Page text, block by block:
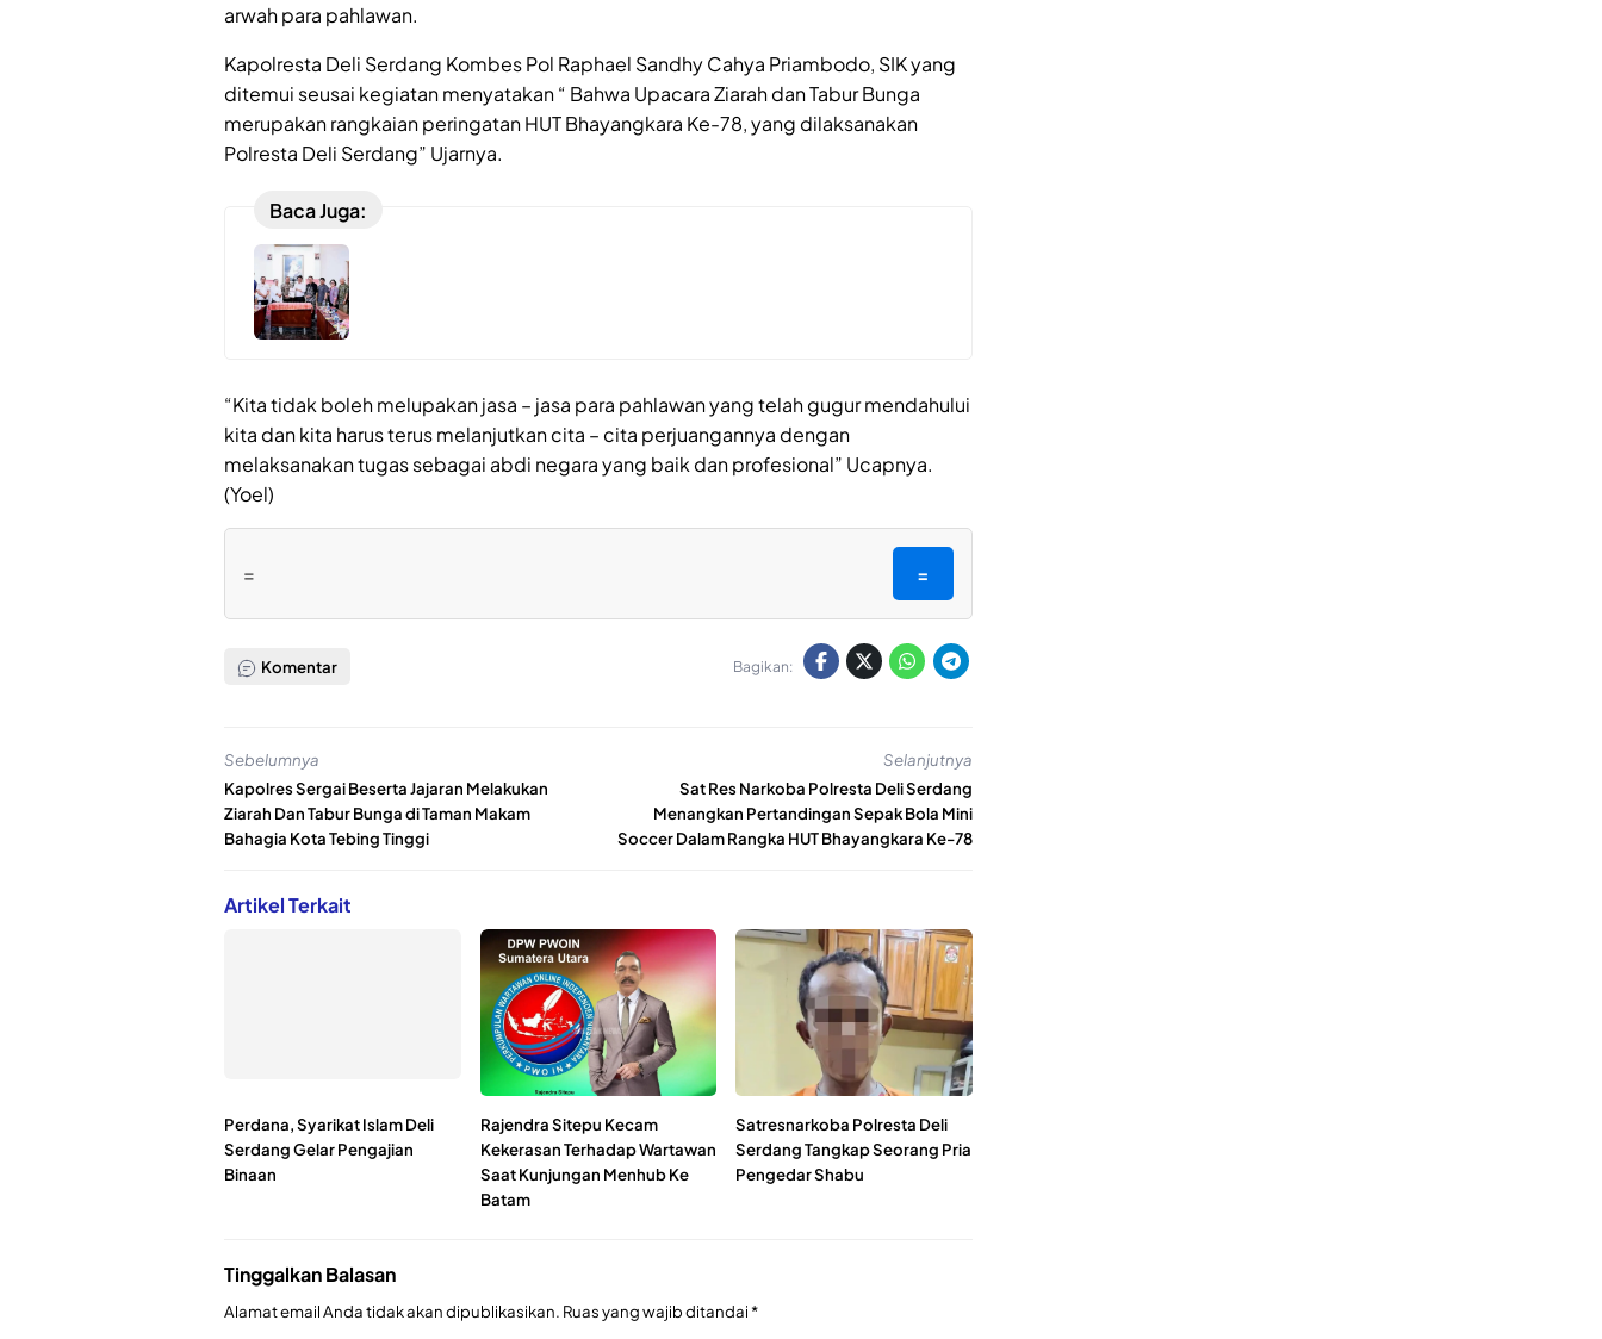
arwah para pahlawan.
Kapolresta Deli Serdang Kombes Pol Raphael Sandhy Cahya Priambodo, SIK yang
ditemui seusai kegiatan menyatakan “ Bahwa Upacara Ziarah dan Tabur Bunga
merupakan rangkaian peringatan HUT Bhayangkara Ke-78, yang dilaksanakan
Polresta Deli Serdang” Ujarnya.
Baca Juga:
“Kita tidak boleh melupakan jasa – jasa para pahlawan yang telah gugur mendahului
kita dan kita harus terus melanjutkan cita – cita perjuangannya dengan
melaksanakan tugas sebagai abdi negara yang baik dan profesional” Ucapnya.
(Yoel)
= =
Komentar Bagikan:
Sebelumnya
Kapolres Sergai Beserta Jajaran Melakukan
Ziarah Dan Tabur Bunga di Taman Makam
Bahagia Kota Tebing Tinggi
Selanjutnya
Sat Res Narkoba Polresta Deli Serdang
Menangkan Pertandingan Sepak Bola Mini
Soccer Dalam Rangka HUT Bhayangkara Ke-78
Artikel Terkait
Perdana, Syarikat Islam Deli
Serdang Gelar Pengajian
Binaan
Rajendra Sitepu Kecam
Kekerasan Terhadap Wartawan
Saat Kunjungan Menhub Ke
Batam
Satresnarkoba Polresta Deli
Serdang Tangkap Seorang Pria
Pengedar Shabu
Tinggalkan Balasan
Alamat email Anda tidak akan dipublikasikan. Ruas yang wajib ditandai*